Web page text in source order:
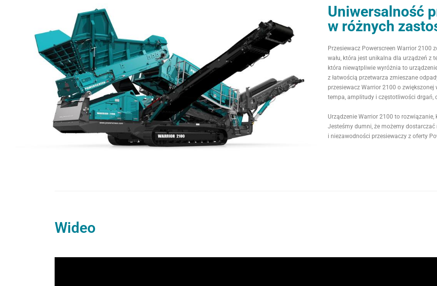
Uniwersalność
w różnych
Przesiewacz Powerscreen Warrior
wału, która jest unikalna dla urządzeń z
która niewątpliwie wyróżnia to
z łatwością przetwarza zmieszane
przesiewacz Warrior 2100 o
tempa, amplitudy i częstotliwości drgań,
Urządzenie Warrior 2100 to
Jesteśmy dumni, że możemy
i niezawodności przesiewaczy z oferty
Wideo